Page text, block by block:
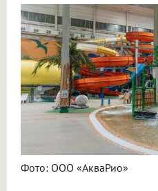
Фото: ООО «АкваРио»